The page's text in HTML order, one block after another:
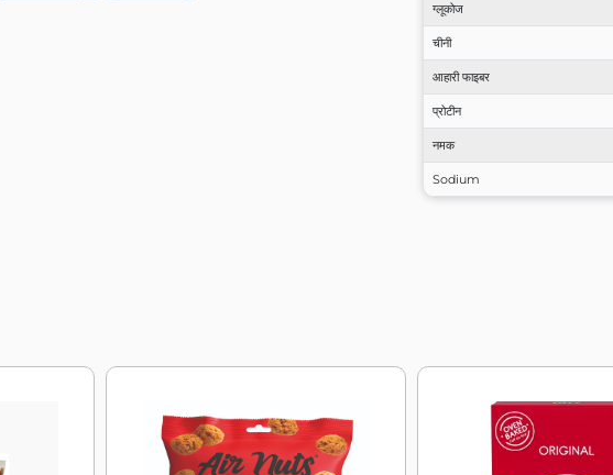
ग्लूकोज
चीनी
आहारी फाइबर
प्रोटीन
नमक
Sodium